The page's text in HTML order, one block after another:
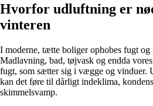
Hvorfor udluftning er
vinteren
I moderne, tætte boliger ophobes fugt
Madlavning, bad, tøjvask og endda
fugt, som sætter sig i vægge og vinduer.
kan det føre til dårligt indeklima,
skimmelsvamp.